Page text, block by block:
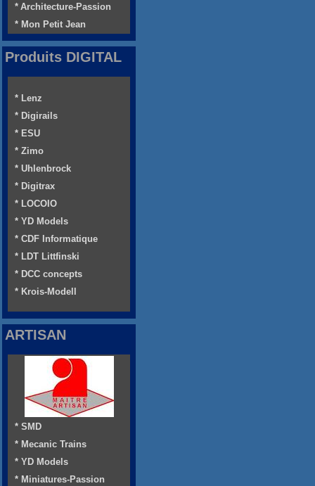
* Architecture-Passion
* Mon Petit Jean
Produits DIGITAL
* Lenz
* Digirails
* ESU
* Zimo
* Uhlenbrock
* Digitrax
* LOCOIO
* YD Models
* CDF Informatique
* LDT Littfinski
* DCC concepts
* Krois-Modell
ARTISAN
* SMD
* Mecanic Trains
* YD Models
* Miniatures-Passion